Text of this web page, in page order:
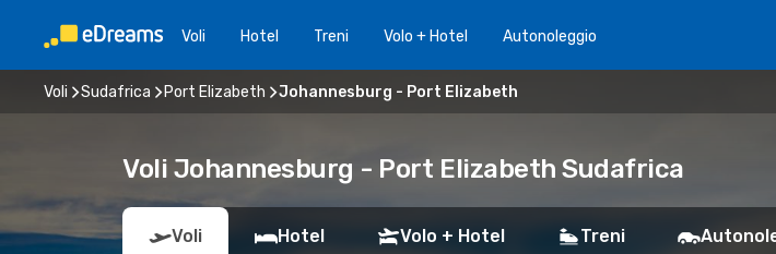
Voli Hotel Treni Volo + Hotel Autonoleggio
Voli Sudafrica Port Elizabeth Johannesburg - Port Elizabeth
Voli Johannesburg - Port Elizabeth Sudafrica
Voli Hotel Volo + Hotel Treni